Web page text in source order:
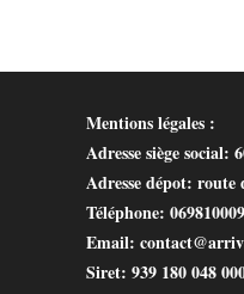
Mentions légales :
Adresse siège social:
Adresse dépot: route
Téléphone:
Email:
Siret: 939 180 048